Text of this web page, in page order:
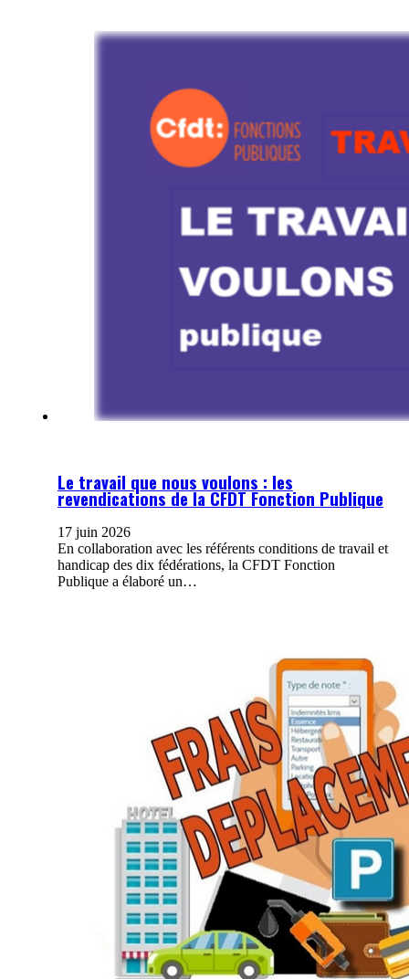
Le travail que nous voulons : les
revendications de la CFDT Fonction Publique
17 juin 2026
En collaboration avec les référents conditions de travail et
handicap des dix fédérations, la CFDT Fonction
Publique a élaboré un…